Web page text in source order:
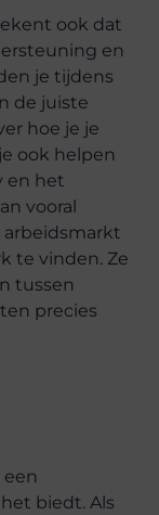
ook dat
en
je tijdens
de juiste
hoe je je
ook helpen
en het
vooral
arbeidsmarkt
te vinden. Ze
tussen
precies
biedt. Als